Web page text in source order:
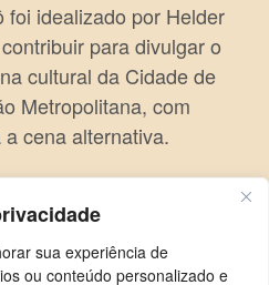
sua experiência de
ou conteúdo personalizado e
idealizado por Helder
para divulgar o
cultural da Cidade de
Metropolitana, com
cena alternativa.